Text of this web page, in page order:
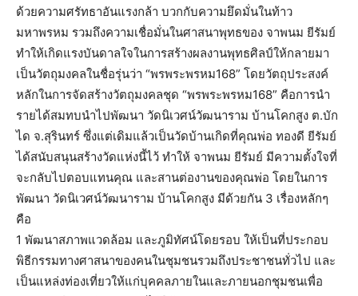
ด้วยความศรัทธาอันแรงกล้า บวกกับความยึดมั่นในท้าว
มหาพรหม รวมถึงความเชื่อมั่นในศาสนาพุทธของ จาพนม ยีรัมย์
ทำให้เกิดแรงบันดาลใจในการสร้างผลงานพุทธศิลป์ให้กลายมา
เป็นวัตถุมงคลในชื่อรุ่นว่า “พรพระพรหม168” โดยวัตถุประสงค์
หลักในการจัดสร้างวัตถุมงคลชุด “พรพระพรหม168” คือการนำ
รายได้สมทบนำไปพัฒนา วัดนิเวศน์วัฒนาราม บ้านโคกสูง ต.บัก
ได จ.สุรินทร์ ซึ่งแต่เดิมแล้วเป็นวัดบ้านเกิดที่คุณพ่อ ทองดี ยีรัมย์
ได้สนับสนุนสร้างวัดแห่งนี้ไว้ ทำให้ จาพนม ยีรัมย์ มีความตั้งใจที่
จะกลับไปตอบแทนคุณ และสานต่องานของคุณพ่อ โดยในการ
พัฒนา วัดนิเวศน์วัฒนาราม บ้านโคกสูง มีด้วยกัน 3 เรื่องหลักๆ
คือ
1 พัฒนาสภาพแวดล้อม และภูมิทัศน์โดยรอบ ให้เป็นที่ประกอบ
พิธีกรรมทางศาสนาของคนในชุมชนรวมถึงประชาชนทั่วไป และ
เป็นแหล่งท่องเที่ยวให้แก่บุคคลภายในและภายนอกชุมชนเพื่อ